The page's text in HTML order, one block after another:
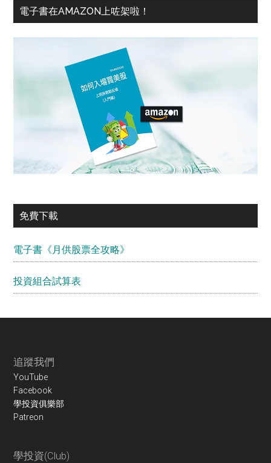
電子書在AMAZON上咗架啦！
免費下載
電子書《月供股票全攻略》
投資組合試算表
Footer
追蹤我們
YouTube
Facebook
學投資俱樂部
Patreon
學投資(Club)